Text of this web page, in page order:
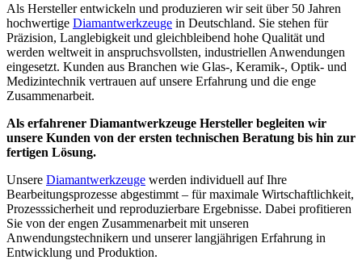
Als Hersteller entwickeln und produzieren wir seit über 50 Jahren
hochwertige Diamantwerkzeuge in Deutschland. Sie stehen für
Präzision, Langlebigkeit und gleichbleibend hohe Qualität und
werden weltweit in anspruchsvollsten, industriellen Anwendungen
eingesetzt. Kunden aus Branchen wie Glas-, Keramik-, Optik- und
Medizintechnik vertrauen auf unsere Erfahrung und die enge
Zusammenarbeit.
Als erfahrener Diamantwerkzeuge Hersteller begleiten wir
unsere Kunden von der ersten technischen Beratung bis hin zur
fertigen Lösung.
Unsere Diamantwerkzeuge werden individuell auf Ihre
Bearbeitungsprozesse abgestimmt – für maximale Wirtschaftlichkeit,
Prozesssicherheit und reproduzierbare Ergebnisse. Dabei profitieren
Sie von der engen Zusammenarbeit mit unseren
Anwendungstechnikern und unserer langjährigen Erfahrung in
Entwicklung und Produktion.